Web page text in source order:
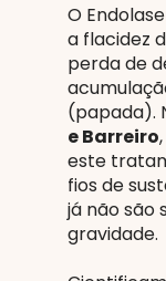
O
a flacidez
perda de
(papada).
e Barreiro
este
fios de
já não são
gravidade.